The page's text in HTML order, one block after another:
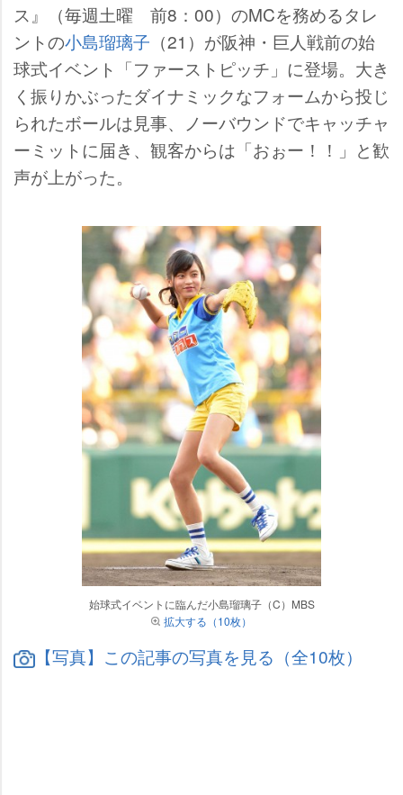
ス』（毎週土曜 前8：00）のMCを務めるタレ
ントの小島瑠璃子 （21）が阪神・巨人戦前の始
球式イベント「ファーストピッチ」に登場。大き
く振りかぶったダイナミックなフォームから投じ
られたボールは見事、ノーバウンドでキャッチャ
ーミットに届き、観客からは「おぉー！！」と歓
声が上がった。
始球式イベントに臨んだ小島瑠璃子（C）MBS
拡大する（10枚）
【写真】この記事の写真を見る（全10枚）